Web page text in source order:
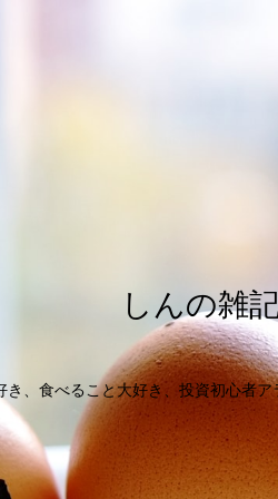
しんの雑
き、食べること大好き、投資初心者